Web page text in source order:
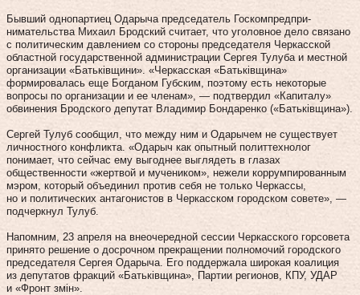
Бывший однопартиец Одарыча председатель Госком­пред­при­
нимательства Михаил Бродский считает, что уголовное дело связано
с политическим давлением со стороны председателя Черкасской
областной государственной администрации Сергея Тулуба и местной
организации «Батьківщини». «Черкасская «Батьківщина»
формировалась еще Богданом Губским, поэтому есть некоторые
вопросы по организации и ее членам», — подтвердил «Капиталу»
обвинения Бродского депутат Владимир Бондаренко («Батьківщина»).
Сергей Тулуб сообщил, что между ним и Одарычем не существует
личностного конфликта. «Одарыч как опытный политтехнолог
понимает, что сейчас ему выгоднее выглядеть в глазах
общественности «жертвой и мучеником», нежели коррумпированным
мэром, который объединил против себя не только Черкассы,
но и политических антагонистов в Черкасском городском совете», —
подчеркнул Тулуб.
Напомним, 23 апреля на внеочередной сессии Черкасского горсовета
принято решение о досрочном прекращении полномочий городского
председателя Сергея Одарыча. Его поддержала широкая коалиция
из депутатов фракций «Батьківщина», Партии регионов, КПУ, УДАР
и «Фронт змін».